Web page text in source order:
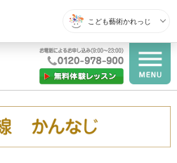
こども藝術かれっじ